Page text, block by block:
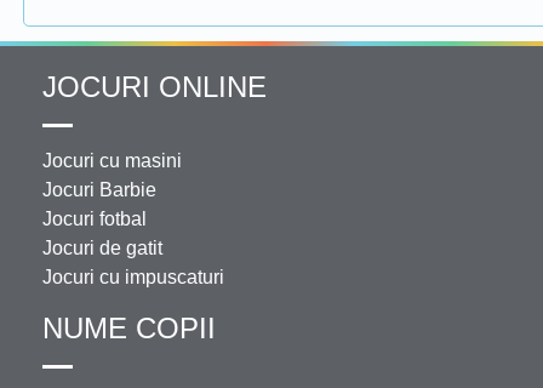
JOCURI ONLINE
Jocuri cu masini
Jocuri Barbie
Jocuri fotbal
Jocuri de gatit
Jocuri cu impuscaturi
NUME COPII